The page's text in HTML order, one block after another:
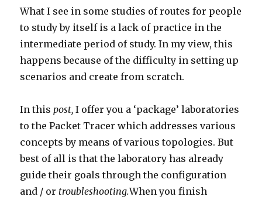
What I see in some studies of routes for people
to study by itself is a lack of practice in the
intermediate period of study. In my view, this
happens because of the difficulty in setting up
scenarios and create from scratch.
In thispost, I offer you a ‘package’ laboratories
to the Packet Tracer which addresses various
concepts by means of various topologies. But
best of all is that the laboratory has already
guide their goals through the configuration
and / or troubleshooting.When you finish